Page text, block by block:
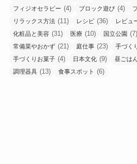
フィジオセラピー (4) ブロック遊び (4)
リラックス方法 (11) レシピ (36) レビュ
化粧品と美容 (31) 医療 (10) 国立公園 (7)
常備菜やおかず (21) 庭仕事 (23) 手づく
手づくりお菓子 (4) 日本文化 (9) 昼ごは
調理器具 (13) 食事スポット (6)